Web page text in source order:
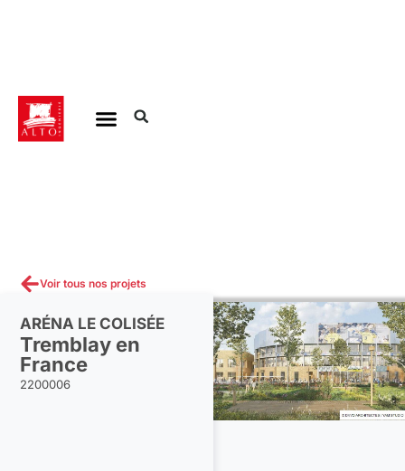
Voir tous nos projets
ARÉNA LE COLISÉE
Tremblay en
France
2200006